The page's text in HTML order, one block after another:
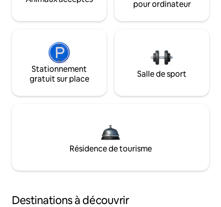
pour ordinateur
Stationnement
gratuit sur place
Salle de sport
Résidence de tourisme
Destinations à découvrir